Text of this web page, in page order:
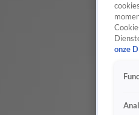
onze